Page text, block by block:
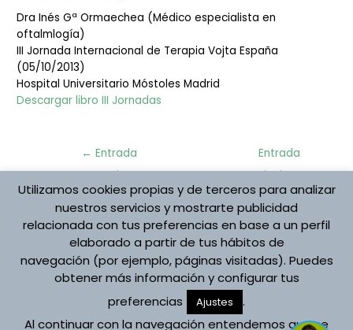
Dra Inés Gª Ormaechea (Médico especialista en
oftalmlogía)
III Jornada Internacional de Terapia Vojta España
(05/10/2013)
Hospital Universitario Móstoles Madrid
Descargar libro III Jornadas
Navegación
← Entrada
anterior
Entrada
siguiente
→
Protección de datos
Aviso Legal
Política de cookies
Registro de Actividades
Copyright © 2026 Asociación Española Vojta
Utilizamos cookies propias y de terceros para analizar
nuestros servicios y mostrarte publicidad
relacionada con tus preferencias en base a un perfil
elaborado a partir de tus hábitos de
navegación (por ejemplo, páginas visitadas). Puedes
obtener más información y configurar tus
preferencias
Ajustes
.
Al continuar con la navegación entendemos que se